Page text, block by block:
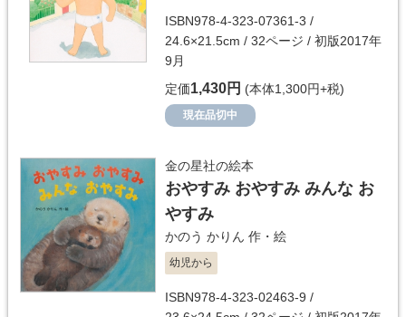
ISBN978-4-323-07361-3 /
24.6×21.5cm / 32ページ / 初版2017年
9月
定価1,430円 (本体1,300円+税)
現在品切中
金の星社の絵本
おやすみ おやすみ みんな お
やすみ
かのう かりん 作・絵
幼児から
ISBN978-4-323-02463-9 /